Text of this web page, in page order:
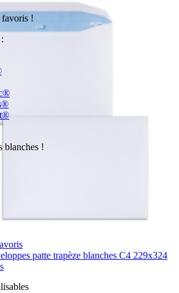
favoris !
blanches !
patte trapèze blanches C4 229x324